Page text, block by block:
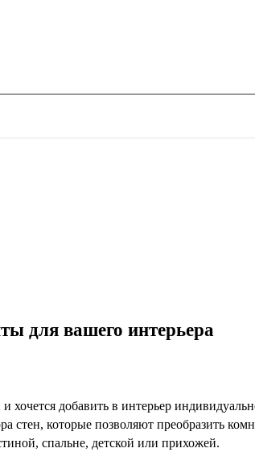
для вашего интерьера
хочется добавить в интерьер
стен, которые позволяют преобразить
спальне, детской или прихожей.